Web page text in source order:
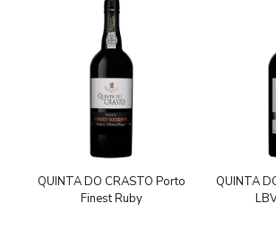
QUINTA DO CRASTO Porto
Finest Ruby
QUINTA